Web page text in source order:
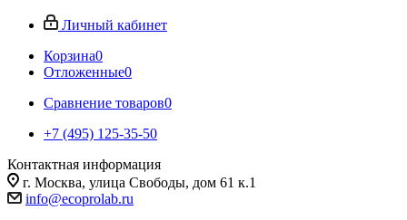
Личный кабинет
Корзина0
Отложенные0
Сравнение товаров0
+7 (495) 125-35-50
Контактная информация
г. Москва, улица Свободы, дом 61 к.1
info@ecoprolab.ru